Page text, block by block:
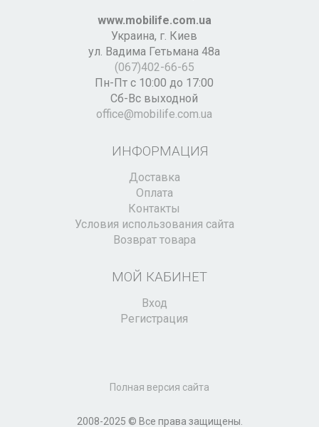
www.mobilife.com.ua
Украина, г. Киев
ул. Вадима Гетьмана 48а
(067)402-66-65
Пн-Пт с 10:00 до 17:00
Сб-Вс выходной
office@mobilife.com.ua
ИНФОРМАЦИЯ
Доставка
Оплата
Контакты
Условия использования сайта
Возврат товара
МОЙ КАБИНЕТ
Вход
Регистрация
Полная версия сайта
2008-2025 © Все права защищены.